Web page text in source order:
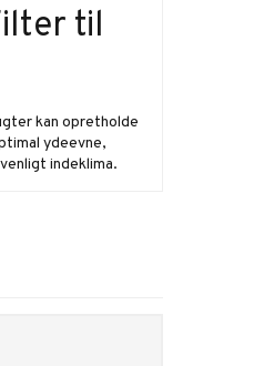
til
kan opretholde
ydeevne,
indeklima.